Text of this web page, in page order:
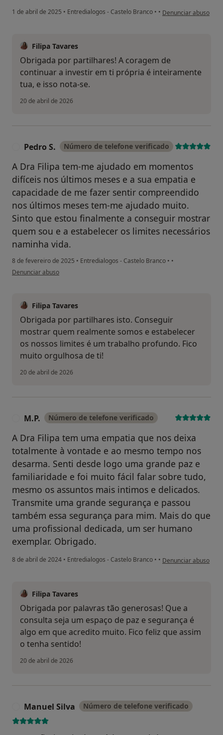
1 de abril de 2025 • Entredialogos - Castelo Branco • • na opinião do
Denunciar abuso
Filipa Tavares
Obrigada por partilhares! A coragem de
continuar a investir em ti própria é inteiramente
tua, e isso nota-se.
20 de abril de 2026
Pedro S. Número de telefone verificado
A Dra Filipa tem-me ajudado em momentos
difíceis nos últimos meses e a sua empatia e
capacidade de me fazer sentir compreendido
nos últimos meses tem-me ajudado muito.
Sinto que estou finalmente a conseguir mostrar
quem sou e a estabelecer os limites necessários
naminha vida.
8 de fevereiro de 2025 • Entredialogos - Castelo Branco • •
na opinião do utilizador Pedro S.
Denunciar abuso
Filipa Tavares
Obrigada por partilhares isto. Conseguir
mostrar quem realmente somos e estabelecer
os nossos limites é um trabalho profundo. Fico
muito orgulhosa de ti!
20 de abril de 2026
M.P. Número de telefone verificado
A Dra Filipa tem uma empatia que nos deixa
totalmente à vontade e ao mesmo tempo nos
desarma. Senti desde logo uma grande paz e
familiaridade e foi muito fácil falar sobre tudo,
mesmo os assuntos mais intimos e delicados.
Transmite uma grande segurança e passou
também essa segurança para mim. Mais do que
uma profissional dedicada, um ser humano
exemplar. Obrigado.
8 de abril de 2024 • Entredialogos - Castelo Branco • • na opinião do
Denunciar abuso
Filipa Tavares
Obrigada por palavras tão generosas! Que a
consulta seja um espaço de paz e segurança é
algo em que acredito muito. Fico feliz que assim
o tenha sentido!
20 de abril de 2026
Manuel Silva Número de telefone verificado